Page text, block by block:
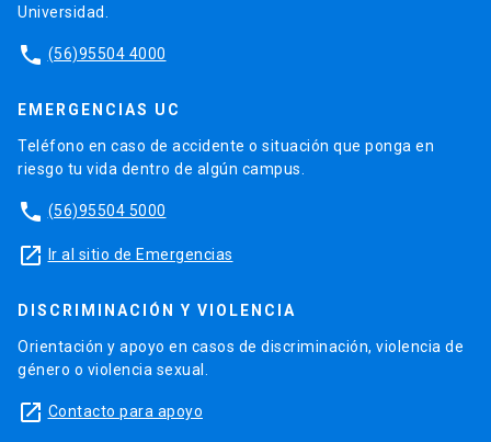
Universidad.
phone (56)95504 4000
EMERGENCIAS UC
Teléfono en caso de accidente o situación que ponga en
riesgo tu vida dentro de algún campus.
phone (56)95504 5000
launch Ir al sitio de Emergencias
DISCRIMINACIÓN Y VIOLENCIA
Orientación y apoyo en casos de discriminación, violencia de
género o violencia sexual.
launch Contacto para apoyo